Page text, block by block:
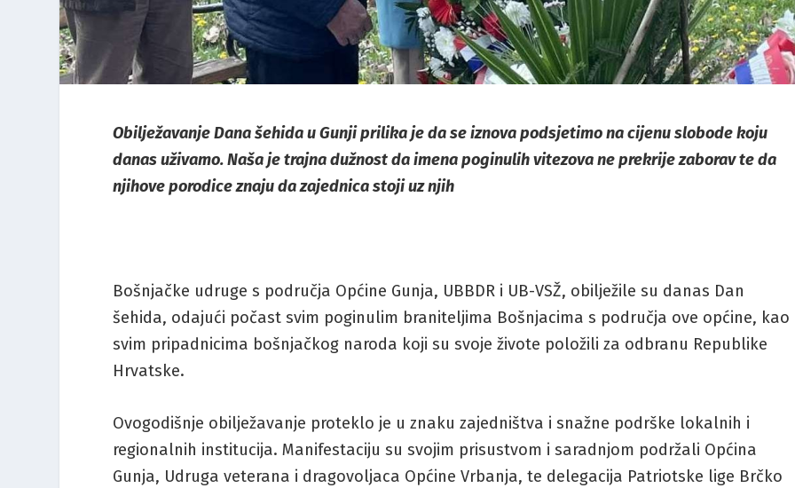
Obilježavanje Dana šehida u Gunji prilika je da se iznova podsjetimo na cijenu slobode koju
danas uživamo. Naša je trajna dužnost da imena poginulih vitezova ne prekrije zaborav te da
njihove porodice znaju da zajednica stoji uz njih
Bošnjačke udruge s područja Općine Gunja, UBBDR i UB-VSŽ, obilježile su danas Dan
šehida, odajući počast svim poginulim braniteljima Bošnjacima s područja ove općine, kao
svim pripadnicima bošnjačkog naroda koji su svoje živote položili za odbranu Republike
Hrvatske.
Ovogodišnje obilježavanje proteklo je u znaku zajedništva i snažne podrške lokalnih i
regionalnih institucija. Manifestaciju su svojim prisustvom i saradnjom podržali Općina
Gunja, Udruga veterana i dragovoljaca Općine Vrbanja, te delegacija Patriotske lige Brčko